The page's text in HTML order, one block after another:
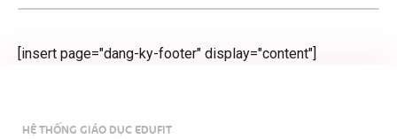
[insert page="dang-ky-footer" display="content"]
HỆ THỐNG GIÁO DỤC EDUFIT